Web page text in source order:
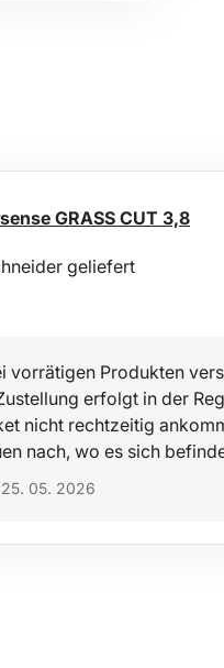
GRASS CUT 3,8
geliefert
vorrätigen Produkten
erfolgt in der
nicht rechtzeitig
nach, wo es sich
05. 2026